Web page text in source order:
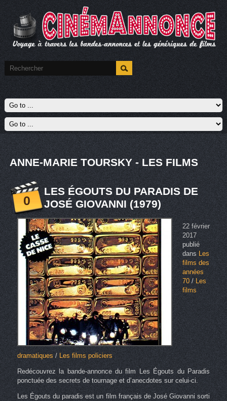
ANNE-MARIE TOURSKY - LES FILMS
0
LES ÉGOUTS DU PARADIS DE
JOSÉ GIOVANNI (1979)
22 février
2017
publié
dansLes
films des
années
70/ Les
films
dramatiques/Les films policiers
Redécouvrez la bande-annonce du film Les Égouts du Paradis
ponctuée des secrets de tournage et d’anecdotes sur celui-ci.
Les Égouts du paradis est un film français de José Giovanni sorti